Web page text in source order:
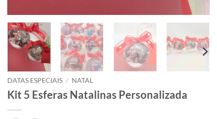
DATAS ESPECIAIS / NATAL
Kit 5 Esferas Natalinas Personalizada